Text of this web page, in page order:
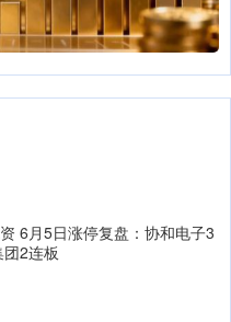
6月5日涨停复盘：协和电子3
2连板